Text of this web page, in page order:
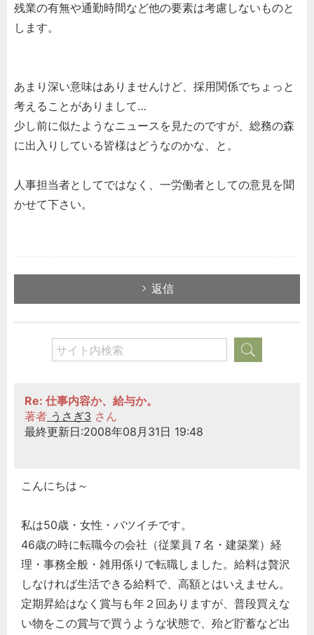
残業の有無や通勤時間など他の要素は考慮しないものと
します。
あまり深い意味はありませんけど、採用関係でちょっと
考えることがありまして…
少し前に似たようなニュースを見たのですが、総務の森
に出入りしている皆様はどうなのかな、と。
人事担当者としてではなく、一労働者としての意見を聞
かせて下さい。
返信
Re: 仕事内容か、給与か。
著者 うさぎ3 さん
最終更新日:2008年08月31日 19:48
こんにちは～
私は50歳・女性・バツイチです。
46歳の時に転職今の会社（従業員７名・建築業）経
理・事務全般・雑用係りで転職しました。給料は贅沢
しなければ生活できる給料で、高額とはいえません。
定期昇給はなく賞与も年２回ありますが、普段買えな
い物をこの賞与で買うような状態で、殆ど貯蓄など出